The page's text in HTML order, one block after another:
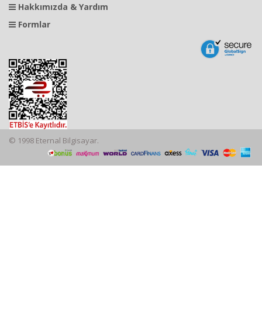
Hakkımızda & Yardım
Formlar
© 1998 Eternal Bilgisayar.